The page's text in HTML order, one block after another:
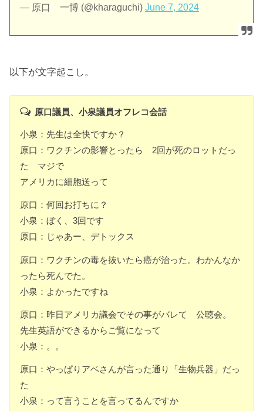
— 原口 一博 (@kharaguchi)June 7, 2024
以下が文字起こし。
原口議員、小泉議員オフレコ会話
小泉：先生は全快ですか？
原口：ワクチンの影響とったら 2回が死のロットだっ
た マジで
アメリカに細胞送って
原口：何回お打ちに？
小泉：ぼく、3回です
原口：じゃあー、デトックス
原口：ワクチンの毒を抜いたら癌が治った。わかんなか
ったら死んでた。
小泉：よかったですね
原口：昨日アメリカ議会でその事がバレて 公聴会。
先生英語ができるからご覧になって
小泉：。。
原口：やっぱりアベさんが言った通り「生物兵器」だっ
た
小泉：って言うことを言ってるんですか